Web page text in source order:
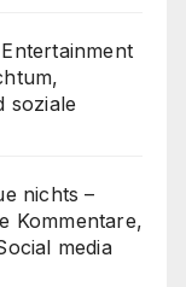
soziale
nichts –
Kommentare,
media